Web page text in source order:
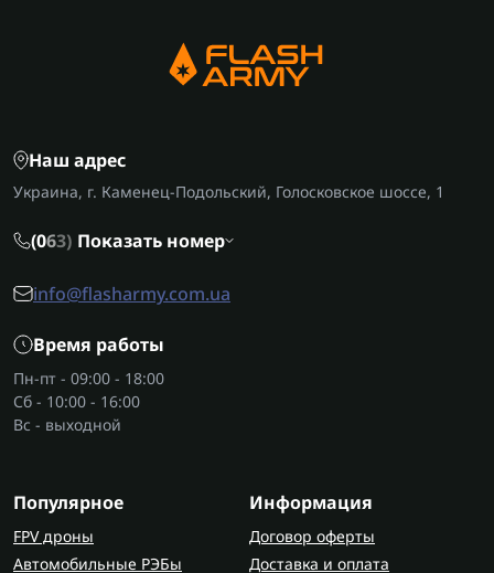
Основная задача камеры для видеонаблюдения
– обеспечение защиты людей и имущества.
объектах. Они помогают:
предотвращать кражи и правонарушения;
отслеживать ситуацию в реальном времени;
инцидентах.
Виды камер видеонаблюдения
Ищете "камера видеонаблюдения цена"?
Предлагаем сначала ознакомиться с разными
видами камер.
возможностью вращения на 360°. Они
позволяют масштабировать изображения,
контролировать обширную территорию и
Наш адрес
Украина, г. Каменец-Подольский, Голосковское шоссе, 1
(063) Показать номер
info@flasharmy.com.ua
Время работы
Пн-пт - 09:00 - 18:00
Сб - 10:00 - 16:00
Вс - выходной
Популярное
FPV дроны
Автомобильные РЭБы
Информация
Договор оферты
Доставка и оплата